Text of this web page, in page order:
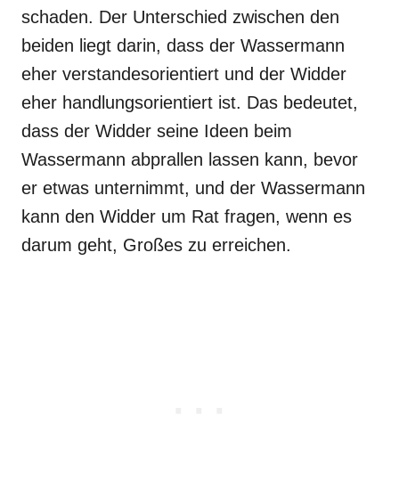
schaden. Der Unterschied zwischen den
beiden liegt darin, dass der Wassermann
eher verstandesorientiert und der Widder
eher handlungsorientiert ist. Das bedeutet,
dass der Widder seine Ideen beim
Wassermann abprallen lassen kann, bevor
er etwas unternimmt, und der Wassermann
kann den Widder um Rat fragen, wenn es
darum geht, Großes zu erreichen.